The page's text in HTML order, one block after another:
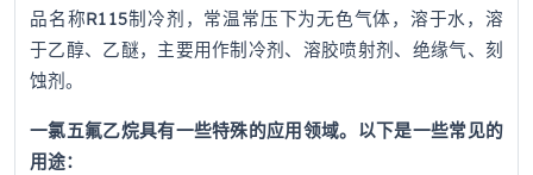
品名称R115制冷剂，常温常压下为无色气体，溶于水，溶
于乙醇、乙醚，主要用作制冷剂、溶胶喷射剂、绝缘气、刻
蚀剂。
一氯五氟乙烷具有一些特殊的应用领域。以下是一些常见的
用途：